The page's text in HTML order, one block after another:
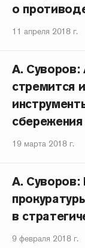
о
11 апреля 2018 г.
А. Суворов:
стремится
19 марта 2018 г.
А. Суворов:
в
9 февраля 2018 г.